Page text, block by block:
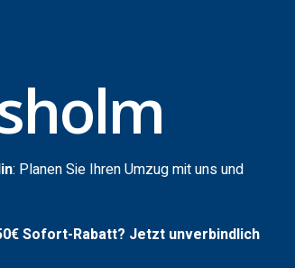
: Planen Sie Ihren Umzug mit uns und
Sofort-Rabatt? Jetzt unverbindlich